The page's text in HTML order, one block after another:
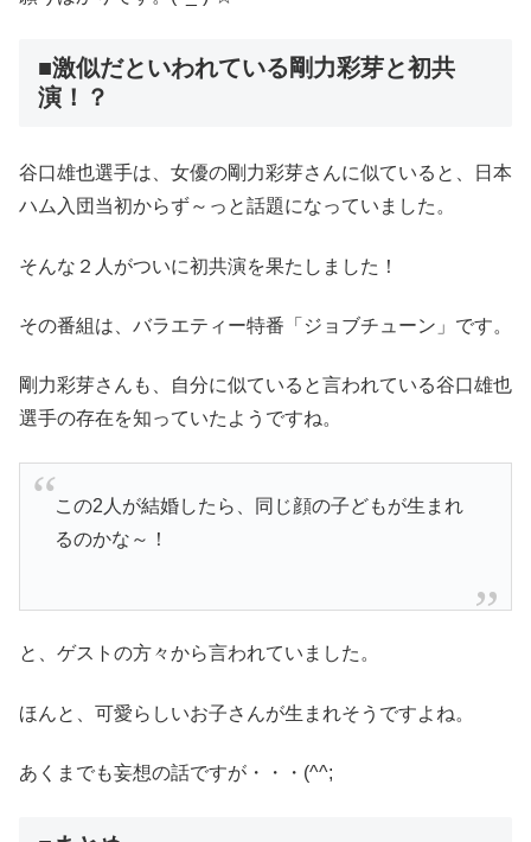
■激似だといわれている剛力彩芽と初共
演！？
谷口雄也選手は、女優の剛力彩芽さんに似ていると、日本
ハム入団当初からず～っと話題になっていました。
そんな２人がついに初共演を果たしました！
その番組は、バラエティー特番「ジョブチューン」です。
剛力彩芽さんも、自分に似ていると言われている谷口雄也
選手の存在を知っていたようですね。
この2人が結婚したら、同じ顔の子どもが生まれ
るのかな～！
と、ゲストの方々から言われていました。
ほんと、可愛らしいお子さんが生まれそうですよね。
あくまでも妄想の話ですが・・・(^^;